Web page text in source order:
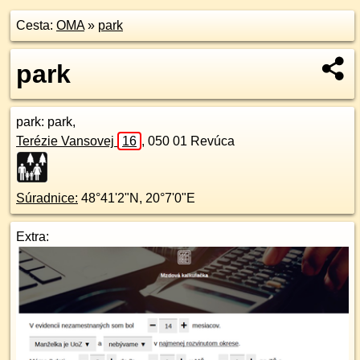
Cesta: OMA» park
park
park: park,
Terézie Vansovej
16 , 050 01 Revúca
Súradnice: 48°41'2"N , 20°7'0"E
Extra: